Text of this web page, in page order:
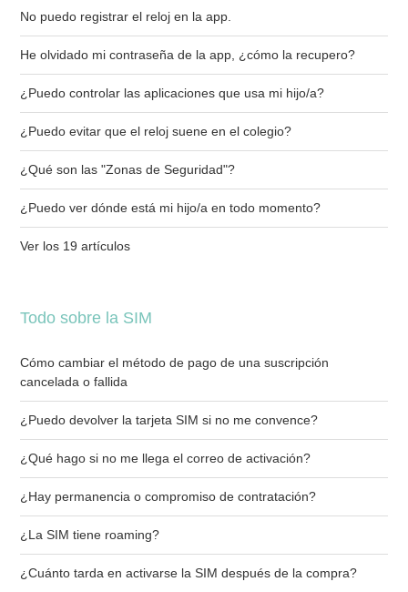
No puedo registrar el reloj en la app.
He olvidado mi contraseña de la app, ¿cómo la recupero?
¿Puedo controlar las aplicaciones que usa mi hijo/a?
¿Puedo evitar que el reloj suene en el colegio?
¿Qué son las "Zonas de Seguridad"?
¿Puedo ver dónde está mi hijo/a en todo momento?
Ver los 19 artículos
Todo sobre la SIM
Cómo cambiar el método de pago de una suscripción
cancelada o fallida
¿Puedo devolver la tarjeta SIM si no me convence?
¿Qué hago si no me llega el correo de activación?
¿Hay permanencia o compromiso de contratación?
¿La SIM tiene roaming?
¿Cuánto tarda en activarse la SIM después de la compra?